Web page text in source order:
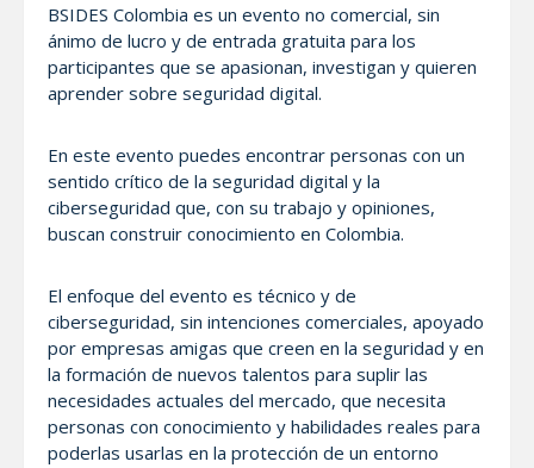
BSIDES Colombia es un evento no comercial, sin
ánimo de lucro y de entrada gratuita para los
participantes que se apasionan, investigan y quieren
aprender sobre seguridad digital.
En este evento puedes encontrar personas con un
sentido crítico de la seguridad digital y la
ciberseguridad que, con su trabajo y opiniones,
buscan construir conocimiento en Colombia.
El enfoque del evento es técnico y de
ciberseguridad, sin intenciones comerciales, apoyado
por empresas amigas que creen en la seguridad y en
la formación de nuevos talentos para suplir las
necesidades actuales del mercado, que necesita
personas con conocimiento y habilidades reales para
poderlas usarlas en la protección de un entorno